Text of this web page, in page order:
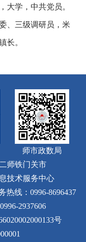
大学，中共党员。
、三级调研员，米
长。
师市政数局
师铁门关市
技术服务中心
热线：0996-8696437
2937606
号